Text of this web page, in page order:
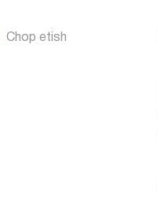
Chop etish